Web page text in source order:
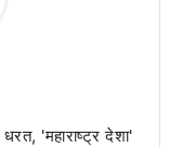
धरत, 'महाराष्ट्र देशा'